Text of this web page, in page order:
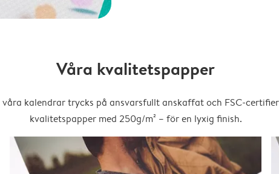
Våra kvalitetspapper
kalendrar trycks på ansvarsfullt anskaffat och FSC-
kvalitetspapper med 250g/m² – för en lyxig finish.